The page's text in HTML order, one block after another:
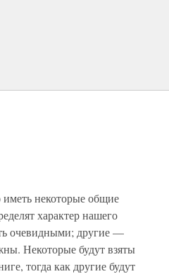
некоторые общие
характер нашего
очевидными; другие —
Некоторые будут взяты
тогда как другие будут